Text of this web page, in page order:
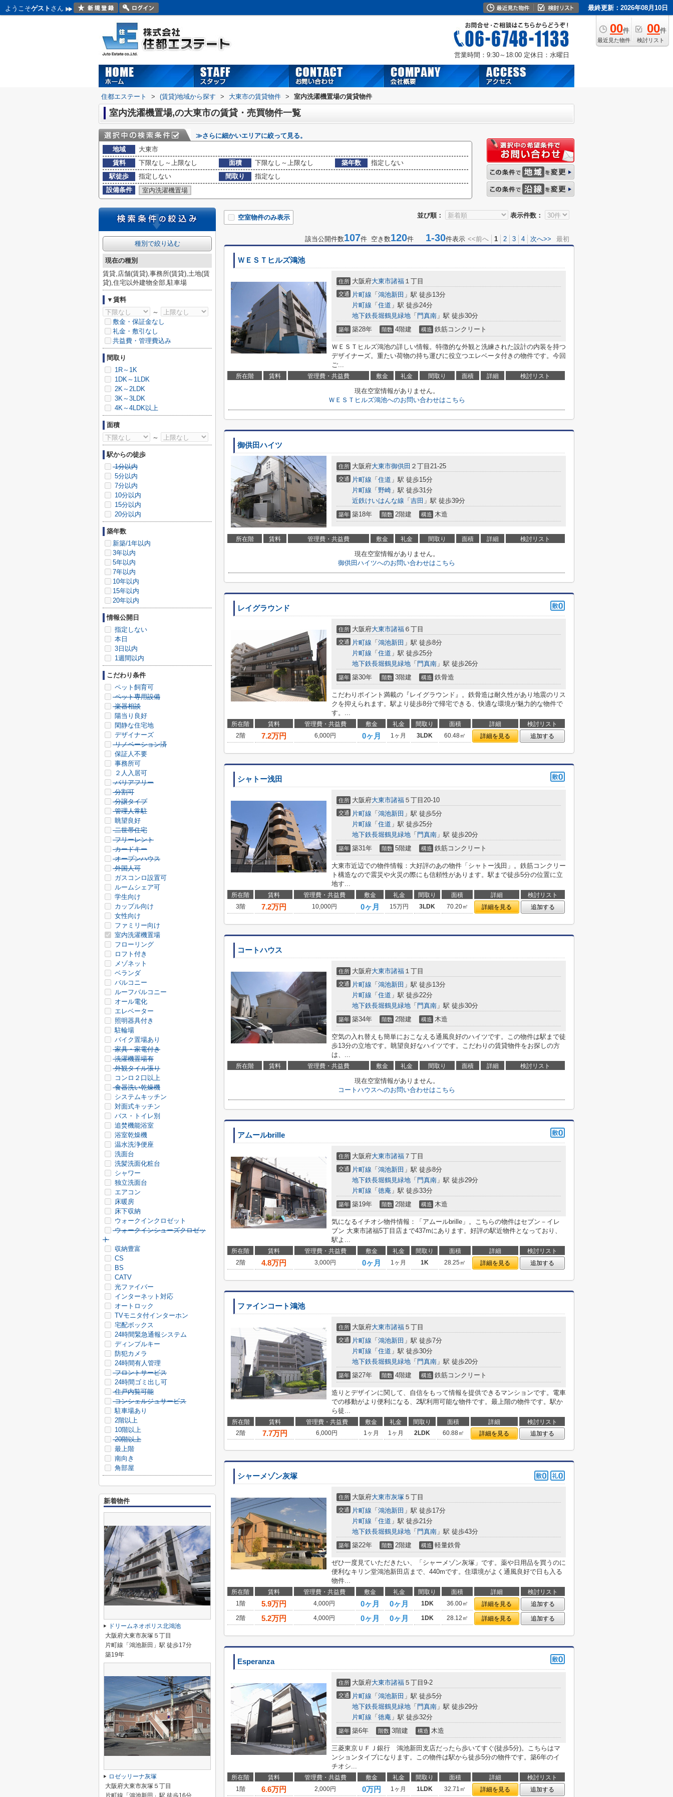
ようこそゲスト さん 最終更新：2026年08月10日
00件
最近見た物件
00件
検討リスト
営業時間：9:30～18:00 定休日：水曜日
住都エステート > (賃貸)地域から探す > 大東市の賃貸物件 > 室内洗濯機置場の賃貸物件
室内洗濯機置場,の大東市の賃貸・売買物件一覧
≫さらに細かいエリアに絞って見る。
地域
大東市
賃料
下限なし～上限なし 面積 下限なし～上限なし 築年数
指定しない
駅徒歩
指定しない 間取り
指定なし
設備条件
室内洗濯機置場
並び順： 表示件数：
空室物件のみ表示
該当公開件数107件 空き数120件 1-30件表示 <<前へ 1 2 3 4 次へ>> 最初
ＷＥＳＴヒルズ鴻池
住所 大阪府大東市諸福 １丁目
交通 片町線 「 鴻池新田 」駅 徒歩13分
片町線 「 住道 」駅 徒歩24分
地下鉄長堀鶴見緑地 「 門真南 」駅 徒歩30分
築年 築28年 階数 4階建 構造 鉄筋コンクリート
ＷＥＳＴヒルズ鴻池の詳しい情報。特徴的な外観と洗練された設計の内装を持つ
デザイナーズ。重たい荷物の持ち運びに役立つエレベータ付きの物件です。今回
ご...
所在階 賃料 管理費・共益費 敷金 礼金 間取り 面積 詳細 検討リスト
現在空室情報がありません。
ＷＥＳＴヒルズ鴻池へのお問い合わせはこちら
御供田ハイツ
住所 大阪府大東市御供田 ２丁目21-25
交通 片町線 「 住道 」駅 徒歩15分
片町線 「 野崎 」駅 徒歩31分
近鉄けいはんな線 「 吉田 」駅 徒歩39分
築年 築18年 階数 2階建 構造 木造
所在階 賃料 管理費・共益費 敷金 礼金 間取り 面積 詳細 検討リスト
現在空室情報がありません。
御供田ハイツへのお問い合わせはこちら
レイグラウンド
住所 大阪府大東市諸福 ６丁目
交通 片町線 「 鴻池新田 」駅 徒歩8分
片町線 「 住道 」駅 徒歩25分
地下鉄長堀鶴見緑地 「 門真南 」駅 徒歩26分
築年 築30年 階数 3階建 構造 鉄骨造
こだわりポイント満載の『レイグラウンド』。鉄骨造は耐久性があり地震のリス
クを抑えられます。駅より徒歩8分で帰宅できる、快適な環境が魅力的な物件で
す。...
所在階 賃料 管理費・共益費 敷金 礼金 間取り 面積 詳細
検討リスト
2階
7.2万円 6,000円 0ヶ月 1ヶ月 3LDK 60.48㎡ 詳細を見る 追加する
シャトー浅田
住所 大阪府大東市諸福 ５丁目20-10
交通 片町線 「 鴻池新田 」駅 徒歩5分
片町線 「 住道 」駅 徒歩25分
地下鉄長堀鶴見緑地 「 門真南 」駅 徒歩20分
築年 築31年 階数 5階建 構造 鉄筋コンクリート
大東市近辺での物件情報：大好評のあの物件「シャトー浅田」。鉄筋コンクリー
ト構造なので震災や火災の際にも信頼性があります。駅まで徒歩5分の位置に立
地す...
所在階 賃料 管理費・共益費 敷金 礼金 間取り 面積 詳細
検討リスト
3階
7.2万円 10,000円 0ヶ月 15万円 3LDK 70.20㎡ 詳細を見る 追加する
コートハウス
住所 大阪府大東市諸福 １丁目
交通 片町線 「 鴻池新田 」駅 徒歩13分
片町線 「 住道 」駅 徒歩22分
地下鉄長堀鶴見緑地 「 門真南 」駅 徒歩30分
築年 築34年 階数 2階建 構造 木造
空気の入れ替えも簡単におこなえる通風良好のハイツです。この物件は駅まで徒
歩13分の立地です。眺望良好なハイツです。こだわりの賃貸物件をお探しの方
は、...
所在階 賃料 管理費・共益費 敷金 礼金 間取り 面積 詳細 検討リスト
現在空室情報がありません。
コートハウスへのお問い合わせはこちら
アムールbrille
住所 大阪府大東市諸福 ７丁目
交通 片町線 「 鴻池新田 」駅 徒歩8分
地下鉄長堀鶴見緑地 「 門真南 」駅 徒歩29分
片町線 「 徳庵 」駅 徒歩33分
築年 築19年 階数 2階建 構造 木造
気になるイチオシ物件情報：「アムールbrille」。こちらの物件はセブン－イレ
ブン 大東市諸福5丁目店まで437mにあります。好評の駅近物件となっており、
駅よ...
所在階 賃料 管理費・共益費 敷金 礼金 間取り 面積 詳細
検討リスト
2階
4.8万円 3,000円 0ヶ月 1ヶ月 1K 28.25㎡ 詳細を見る 追加する
ファインコート鴻池
住所 大阪府大東市諸福 ５丁目
交通 片町線 「 鴻池新田 」駅 徒歩7分
片町線 「 住道 」駅 徒歩30分
地下鉄長堀鶴見緑地 「 門真南 」駅 徒歩20分
築年 築27年 階数 4階建 構造 鉄筋コンクリート
造りとデザインに関して、自信をもって情報を提供できるマンションです。電車
での移動がより便利になる、2駅利用可能な物件です。最上階の物件です。駅か
ら徒...
所在階 賃料 管理費・共益費 敷金 礼金 間取り 面積 詳細
検討リスト
2階
7.7万円 6,000円 1ヶ月 1ヶ月 2LDK 60.88㎡ 詳細を見る 追加する
シャーメゾン灰塚
住所 大阪府大東市灰塚 ５丁目
交通 片町線 「 鴻池新田 」駅 徒歩17分
片町線 「 住道 」駅 徒歩21分
地下鉄長堀鶴見緑地 「 門真南 」駅 徒歩43分
築年 築22年 階数 2階建 構造 軽量鉄骨
ぜひ一度見ていただきたい、「シャーメゾン灰塚」です。薬や日用品を買うのに
便利なキリン堂鴻池新田店まで、440mです。住環境がよく通風良好で日も入る
物件...
所在階 賃料 管理費・共益費 敷金 礼金 間取り 面積 詳細
検討リスト
1階
5.9万円 4,000円 0ヶ月 0ヶ月 1DK 36.00㎡ 詳細を見る
追加する
2階
5.2万円 4,000円 0ヶ月 0ヶ月 1DK 28.12㎡ 詳細を見る 追加する
Esperanza
住所 大阪府大東市諸福 ５丁目9-2
交通 片町線 「 鴻池新田 」駅 徒歩5分
地下鉄長堀鶴見緑地 「 門真南 」駅 徒歩29分
片町線 「 徳庵 」駅 徒歩32分
築年 築6年 階数 3階建 構造 木造
三菱東京ＵＦＪ銀行 鴻池新田支店だったら歩いてすぐ(徒歩5分)。こちらはマ
ンションタイプになります。この物件は駅から徒歩5分の物件です。築6年のイ
チオシ...
所在階 賃料 管理費・共益費 敷金 礼金 間取り 面積 詳細
検討リスト
1階
6.6万円 2,000円 0万円 1ヶ月 1LDK 32.71㎡ 詳細を見る 追加する
種別で絞り込む
現在の種別
賃貸,店舗(賃貸),事務所(賃貸),土地(賃
貸),住宅以外建物全部,駐車場
▼賃料
～
敷金・保証金なし
礼金・敷引なし
共益費・管理費込み
間取り
1R～1K
1DK～1LDK
2K～2LDK
3K～3LDK
4K～4LDK以上
面積
～
駅からの徒歩
1分以内
5分以内
7分以内
10分以内
15分以内
20分以内
築年数
新築/1年以内
3年以内
5年以内
7年以内
10年以内
15年以内
20年以内
情報公開日
指定しない
本日
3日以内
1週間以内
こだわり条件
ペット飼育可
ペット専用設備
楽器相談
陽当り良好
閑静な住宅地
デザイナーズ
リノベーション済
保証人不要
事務所可
２人入居可
バリアフリー
分割可
分譲タイプ
管理人常駐
眺望良好
二世帯住宅
フリーレント
カードキー
オープンハウス
外国人可
ガスコンロ設置可
ルームシェア可
学生向け
カップル向け
女性向け
ファミリー向け
室内洗濯機置場
フローリング
ロフト付き
メゾネット
ベランダ
バルコニー
ルーフバルコニー
オール電化
エレベーター
照明器具付き
駐輪場
バイク置場あり
家具・家電付き
洗濯機置場有
外観タイル張り
コンロ２口以上
食器洗い乾燥機
システムキッチン
対面式キッチン
バス・トイレ別
追焚機能浴室
浴室乾燥機
温水洗浄便座
洗面台
洗髪洗面化粧台
シャワー
独立洗面台
エアコン
床暖房
床下収納
ウォークインクロゼット
ウォークインシューズクロゼッ
ト
収納豊富
CS
BS
CATV
光ファイバー
インターネット対応
オートロック
TVモニタ付インターホン
宅配ボックス
24時間緊急通報システム
ディンプルキー
防犯カメラ
24時間有人管理
フロントサービス
24時間ゴミ出し可
住戸内覧可能
コンシェルジュサービス
駐車場あり
2階以上
10階以上
20階以上
最上階
南向き
角部屋
新着物件
ドリームネオポリス北鴻池
大阪府大東市灰塚５丁目
片町線「鴻池新田」駅 徒歩17分
築19年
ロゼッリーナ灰塚
大阪府大東市灰塚５丁目
片町線「鴻池新田」駅 徒歩16分